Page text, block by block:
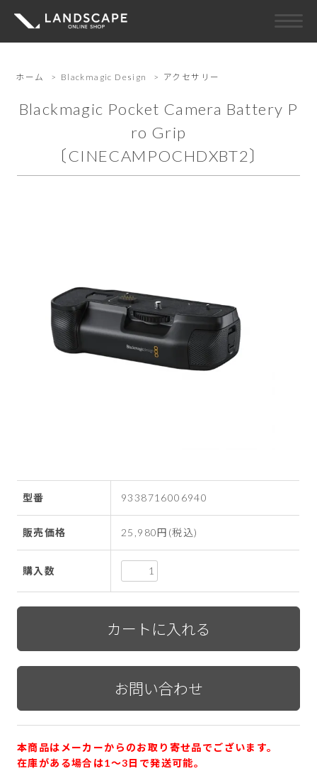
ホーム > Blackmagic Design > アクセサリー
Blackmagic Pocket Camera Battery P
ro Grip
〔CINECAMPOCHDXBT2〕
型番 9338716006940
販売価格 25,980円(税込)
購入数
本商品はメーカーからのお取り寄せ品でございます。
在庫がある場合は1〜3日で発送可能。